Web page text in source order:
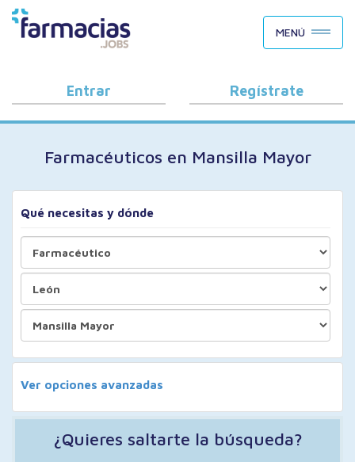
BUSCAR CANDIDATOS
OFERTAS DE EMPLEO
COMO FUNCIONA
PORQUÉ FARMACIAS.JOBS
BLOG
MENÚ
Entrar Regístrate
Farmacéuticos en Mansilla Mayor
Qué necesitas y dónde
Ver opciones avanzadas
¿Quieres saltarte la búsqueda?